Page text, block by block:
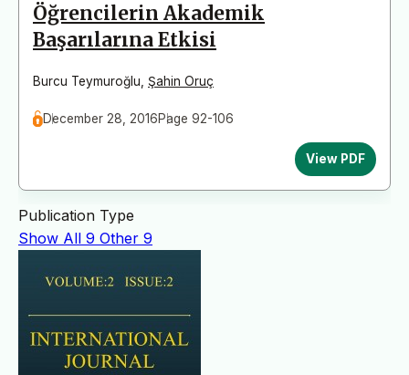
Öğrencilerin Akademik
Başarılarına Etkisi
Burcu Teymuroğlu Şahin Oruç
December 28, 2016Page 92-106
View PDF
Publication Type
Show All 9 Other 9